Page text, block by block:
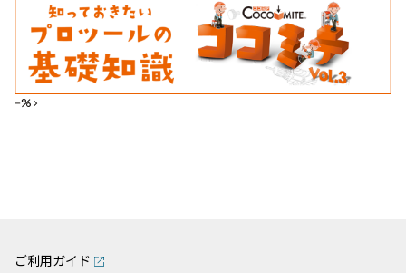
--%>
ご利用ガイド